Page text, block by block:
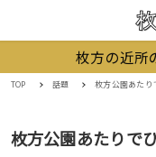
枚方の近所
TOP 話題 枚方公園あた
枚方公園あたりで